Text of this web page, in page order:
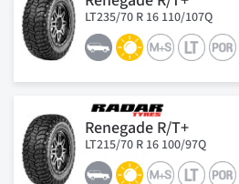
LT235/70 R 16 110/107Q
Renegade R/T+
LT215/70 R 16 100/97Q